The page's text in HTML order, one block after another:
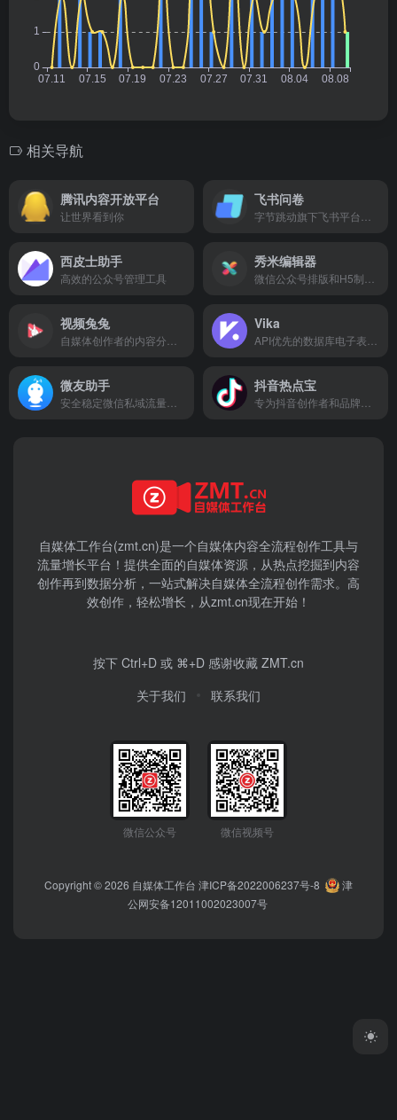
相关导航
腾讯内容开放平台
让世界看到你
飞书问卷
西皮士助手
高效的公众号管理工具
秀米编辑器
视频兔兔 Vika
微友助手 抖音热点宝
自媒体工作台(zmt.cn)是一个自媒体内容全流程创作工具与
流量增长平台！提供全面的自媒体资源，从热点挖掘到内容
创作再到数据分析，一站式解决自媒体全流程创作需求。高
效创作，轻松增长，从zmt.cn现在开始！
按下 Ctrl+D 或 ⌘+D 感谢收藏 ZMT.cn
关于我们
联系我们
微信公众号 微信视频号
Copyright © 2026 自媒体工作台 津ICP备2022006237号-8
津
公网安备12011002023007号